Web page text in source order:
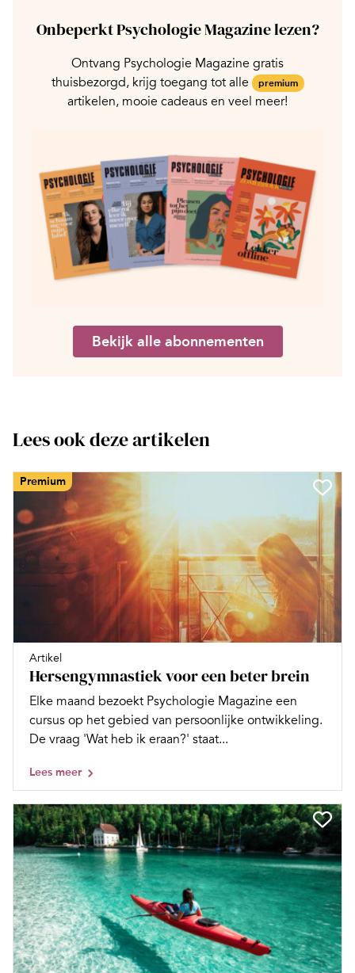
Onbeperkt Psychologie Magazine lezen?
Ontvang Psychologie Magazine gratis
thuisbezorgd, krijg toegang tot alle
premium
artikelen, mooie cadeaus en veel meer!
Bekijk alle abonnementen
Lees ook deze artikelen
Premium
Artikel
Hersengymnastiek voor een beter brein
Elke maand bezoekt Psychologie Magazine een
cursus op het gebied van persoonlijke ontwikkeling.
De vraag 'Wat heb ik eraan?' staat...
Lees meer